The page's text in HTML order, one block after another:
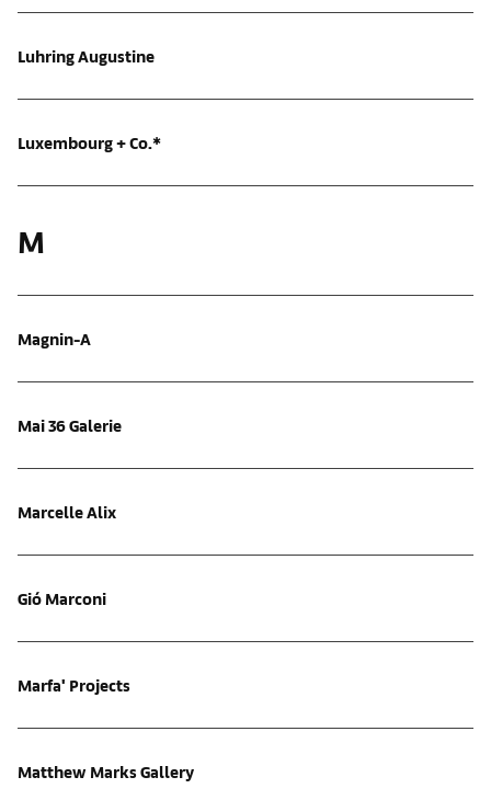
Luhring Augustine
Luxembourg + Co.*
M
Magnin-A
Mai 36 Galerie
Marcelle Alix
Gió Marconi
Marfa' Projects
Matthew Marks Gallery